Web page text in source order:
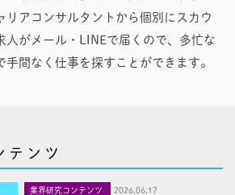
リアコンサルタントから個別にスカウ
人がメール・LINEで届くので、多忙な
手間なく仕事を探すことができます。
テンツ
業界研究コンテンツ 2026,06,17